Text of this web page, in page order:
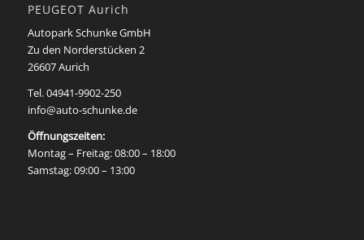
PEUGEOT Aurich
Autopark Schunke GmbH
Zu den Norderstücken 2
26607 Aurich
Tel.04941-9902-250
info@auto-schunke.de
Öffnungszeiten:
Montag – Freitag: 08:00 – 18:00
Samstag: 09:00 – 13:00